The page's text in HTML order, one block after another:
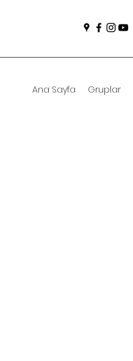
Ana Sayfa Gruplar